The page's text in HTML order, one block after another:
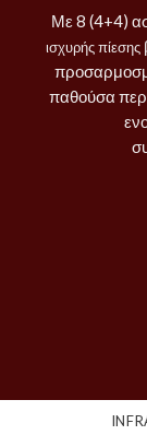
Με 8 (4+4)
ισχυρής πίεσης
παθούσα